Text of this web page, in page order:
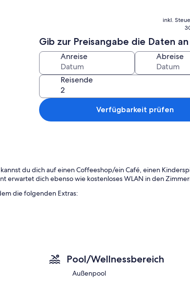
Speisen
inkl.
Gib zur Preisangabe die Daten an
Anreise Abreise
Reisende
Verfügbarkeit prüfen
du dich auf einen Coffeeshop/ein Café, einen
erwartet dich ebenso wie kostenloses WLAN in den
die folgenden Extras:
Pool/Wellnessbereich
Außenpool